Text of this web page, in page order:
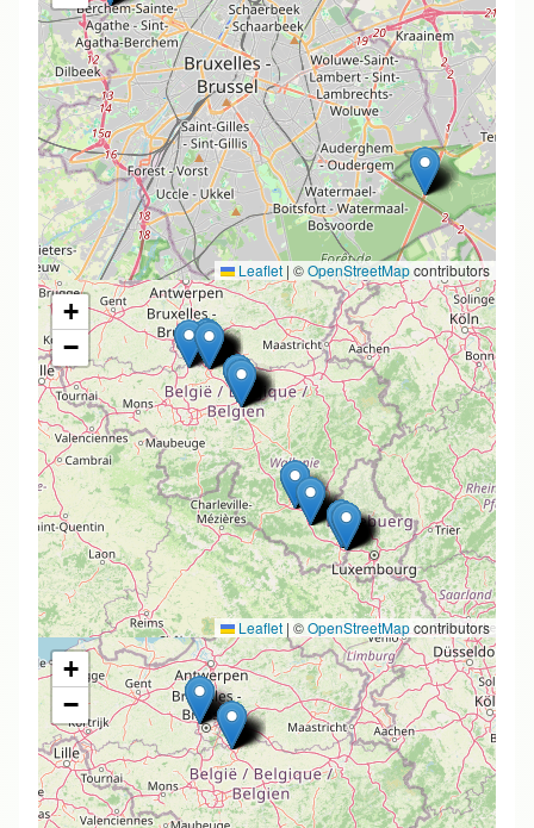
Leaflet | ©OpenStreetMapcontributors
+
−
Leaflet | ©OpenStreetMapcontributors
+
−